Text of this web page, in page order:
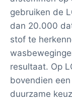
gebruiken de
dan 20.000
stof te
resultaat. Op
bovendien
duurzame